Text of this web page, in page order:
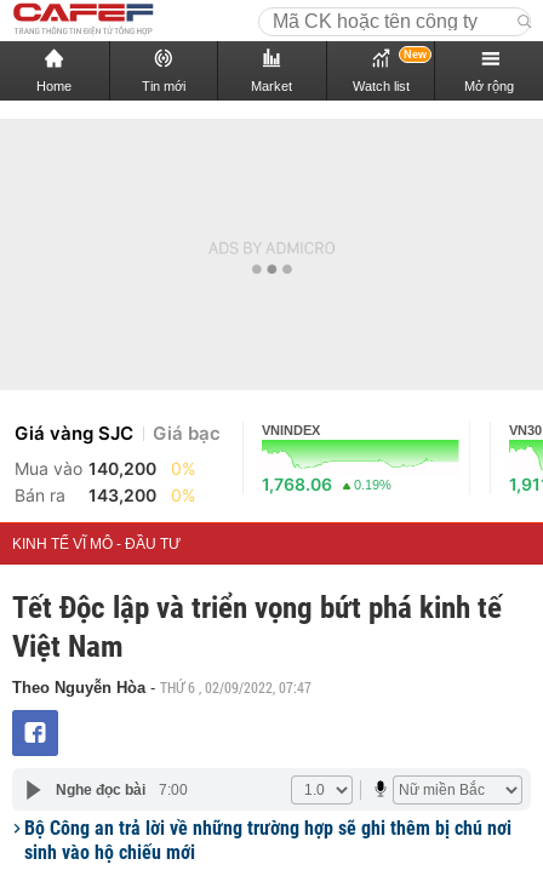
Home Tin mới Market Watch list
New
Mở rộng
Giá vàng SJC Giá bạc
Mua vào 140,200
0%
Bán ra
143,200 0%
VNINDEX
1,768.06 0.19%
VN30
KINH TẾ VĨ MÔ - ĐẦU TƯ
Tết Độc lập và triển vọng bứt phá kinh tế
Việt Nam
Theo Nguyễn Hòa- THỨ 6 , 02/09/2022, 07:47
Nghe đọc bài 7:00
Bộ Công an trả lời về những trường hợp sẽ ghi thêm bị chú nơi
sinh vào hộ chiếu mới